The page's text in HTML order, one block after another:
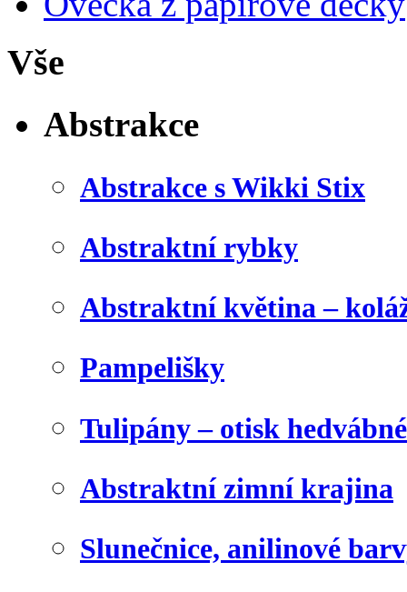
Vše
Abstrakce
Abstrakce s Wikki Stix
Abstraktní rybky
Abstraktní květina –
Pampelišky
Tulipány – otisk
Abstraktní zimní krajina
Slunečnice, anilinové